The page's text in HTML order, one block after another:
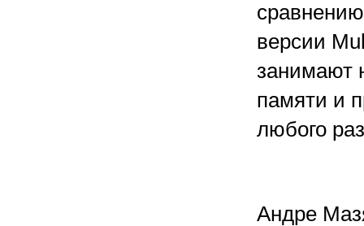
версии
занимают
памяти и
любого
Андре